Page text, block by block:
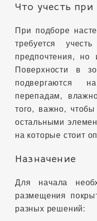
Что учесть при
При подборе
требуется
предпочтения, но
Поверхности в
подвергаются
перепадам,
того, важно,
остальными
на которые стоит
Назначение
Для начала
размещения
разных решений: